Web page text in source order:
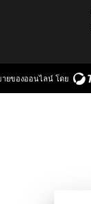
ายของออนไลน์โดย